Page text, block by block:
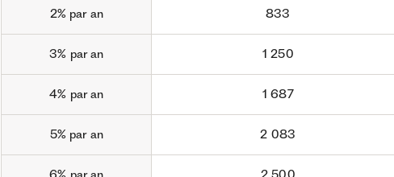
2% par an 833
3% par an 1 250
4% par an 1 687
5% par an 2 083